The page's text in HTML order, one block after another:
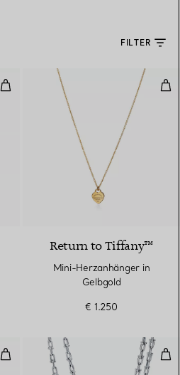
FILTER
Halskette mit extrakleinen
Return to Tiffany™
Mini-Herzanhänger in
Gelbgold
€ 1.250
Open Heart Anhänger in